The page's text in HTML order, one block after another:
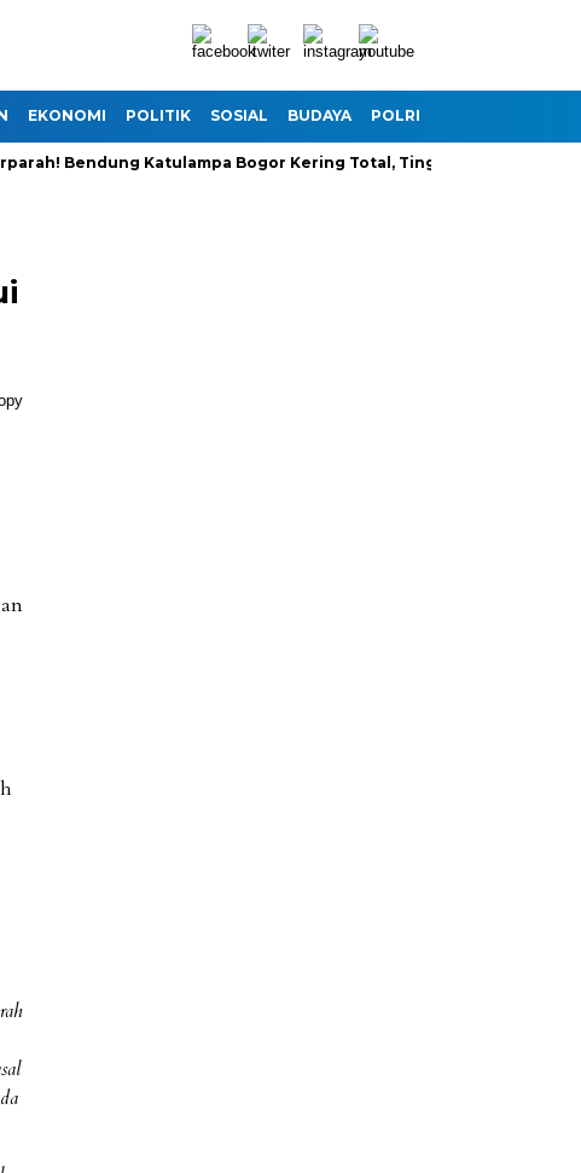
EKONOMI POLITIK SOSIAL BUDAYA POLRI
Bendung Katulampa Bogor Kering Total, Tinggi Muka Air Anjlok